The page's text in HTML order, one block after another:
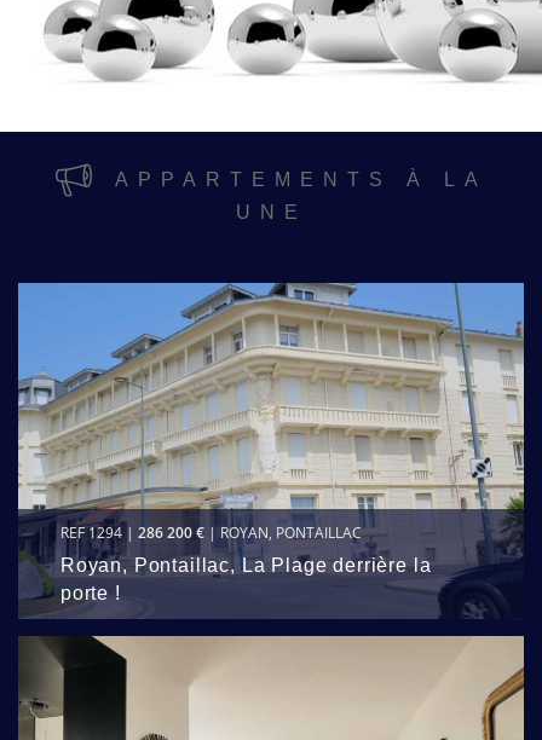
APPARTEMENTS À LA
UNE
REF 1294 | 286 200 € | ROYAN, PONTAILLAC
Royan, Pontaillac, La Plage derrière la
porte !